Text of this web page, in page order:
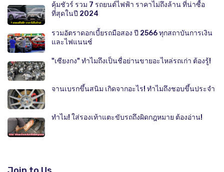
คุ้มชัวร์ รวม 7 รถยนต์ไฟฟ้า ราคาไม่ถึงล้าน ที่น่าซื้อ
ที่สุดในปี 2024
รวมอัตราดอกเบี้ยรถมือสอง ปี 2566 ทุกสถาบันการเงิน
และไฟแนนซ์
"เซียงกง" ทำไมถึงเป็นชื่อย่านขายอะไหล่รถเก่า ต้องรู้!
จานเบรกขึ้นสนิม เกิดจากอะไร! ทำไมถึงชอบขึ้นประจำ
ทำไม! ใส่รองเท้าแตะขับรถถึงผิดกฎหมาย ต้องอ่าน!